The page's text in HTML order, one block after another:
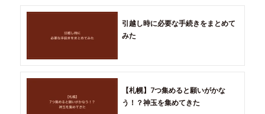
引越し時に必要な手続きをまとめて
みた
【札幌】7つ集めると願いがかな
う！？神玉を集めてきた